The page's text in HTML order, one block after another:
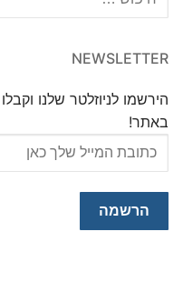
NEWSLETTER
הירשמו לניוזלטר שלנו
באתר!